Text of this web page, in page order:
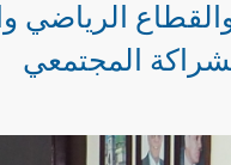
الرياضي
المجتمعي